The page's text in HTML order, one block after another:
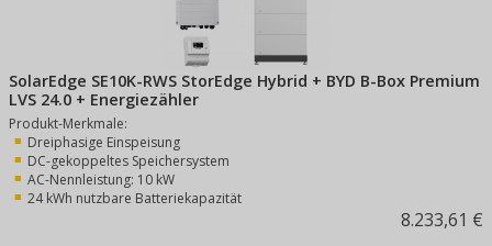
SolarEdge SE10K-RWS StorEdge Hybrid + BYD B-Box Premium
LVS 24.0 + Energiezähler
Produkt-Merkmale:
Dreiphasige Einspeisung
DC-gekoppeltes Speichersystem
AC-Nennleistung: 10 kW
24 kWh nutzbare Batteriekapazität
8.233,61 €